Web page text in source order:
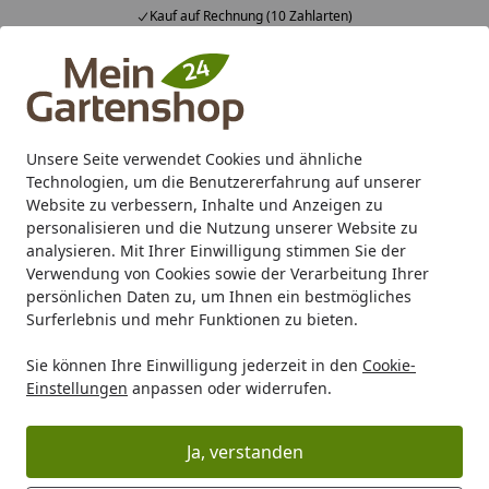
Unsere Seite verwendet Cookies und ähnliche
Technologien, um die Benutzererfahrung auf unserer
Website zu verbessern, Inhalte und Anzeigen zu
personalisieren und die Nutzung unserer Website zu
analysieren. Mit Ihrer Einwilligung stimmen Sie der
Verwendung von Cookies sowie der Verarbeitung Ihrer
persönlichen Daten zu, um Ihnen ein bestmögliches
Surferlebnis und mehr Funktionen zu bieten.
Sie können Ihre Einwilligung jederzeit in den Cookie-
Einstellungen anpassen oder widerrufen.
Ja, verstanden
Kauf auf Rechnung (10 Zahlarten)
Alle Produkte
Mein Konto
Suchen
Karibu Pools inkl. gratis Sandfilteranlage & Pool-
Starterset (Gesamtwert bis 468,99€)
Startseite
Cobra Fastener Structural Doppelbalkenstütze L 200cm
Doppelbalkenstütze L 200cm